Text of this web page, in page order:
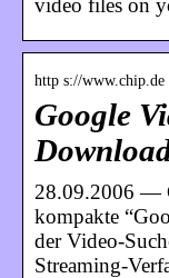
video files on
http s://
Google
28.09.2006 —
kompakte
der Video-
Streaming-